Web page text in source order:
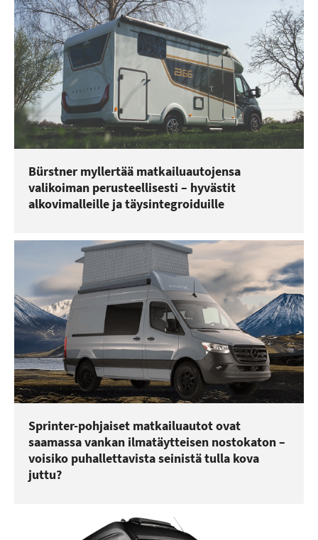
Bürstner myllertää matkailuautojensa
valikoiman perusteellisesti – hyvästit
alkovimalleille ja täysintegroiduille
Sprinter-pohjaiset matkailuautot ovat
saamassa vankan ilmatäytteisen nostokaton –
voisiko puhallettavista seinistä tulla kova
juttu?